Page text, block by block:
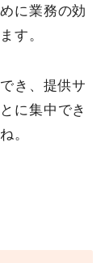
に業務の効
す。
き、提供サ
に集中でき
。